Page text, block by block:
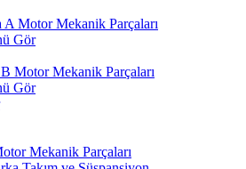
A Motor Mekanik Parçaları
Gör
Motor Mekanik Parçaları
Gör
Mekanik Parçaları